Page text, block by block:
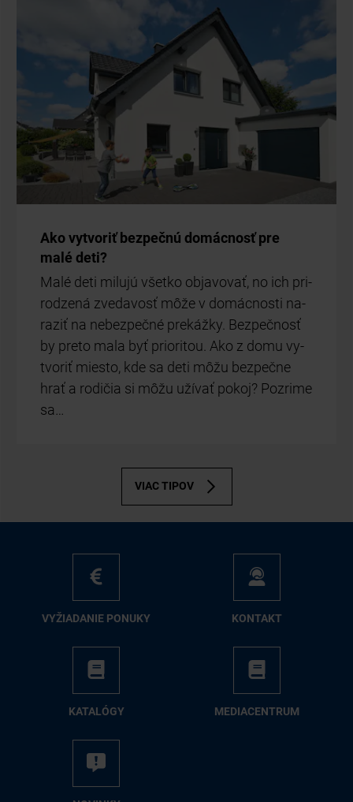
Ako vy­tvo­riť bez­peč­nú do­mác­nosť pre
malé deti?
Malé deti mi­lu­jú všet­ko ob­ja­vo­vať, no ich pri­
ro­dze­ná zve­da­vosť môže v do­mác­nos­ti na­
ra­ziť na ne­bez­peč­né pre­káž­ky. Bez­peč­nosť
by pre­to mala byť pri­ori­tou. Ako z domu vy­
tvo­riť mies­to, kde sa deti môžu bez­peč­ne
hrať a ro­di­čia si môžu uží­vať po­koj? Po­zri­me
sa…
VIAC TIPOV
VY­ŽIA­DA­NIE PO­NU­KY KON­TAKT
KA­TA­LÓ­GY ME­DIA­CEN­TRUM